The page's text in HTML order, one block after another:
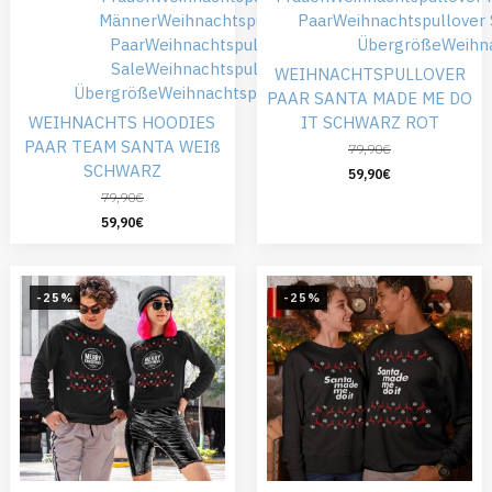
MännerWeihnachtspullover
PaarWeihnachtspullover
SaleWeihnachtspullover
ÜbergrößeWeihnachtspullover XL
WEIHNACHTS HOODIES
PAAR TEAM SANTA WEIß
SCHWARZ
79,90€
59,90€
PaarWeihnachtspullover
Übergröße
WEIHNACHTSPULLOVER
PAAR SANTA MADE ME DO
IT SCHWARZ ROT
79,90€
59,90€
-25% -25%